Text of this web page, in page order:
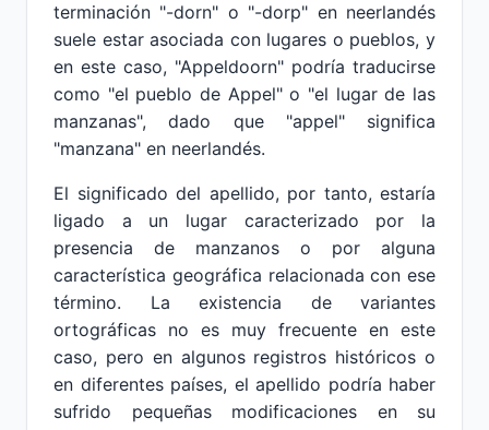
terminación "-dorn" o "-dorp" en neerlandés
suele estar asociada con lugares o pueblos, y
en este caso, "Appeldoorn" podría traducirse
como "el pueblo de Appel" o "el lugar de las
manzanas", dado que "appel" significa
"manzana" en neerlandés.
El significado del apellido, por tanto, estaría
ligado a un lugar caracterizado por la
presencia de manzanos o por alguna
característica geográfica relacionada con ese
término. La existencia de variantes
ortográficas no es muy frecuente en este
caso, pero en algunos registros históricos o
en diferentes países, el apellido podría haber
sufrido pequeñas modificaciones en su